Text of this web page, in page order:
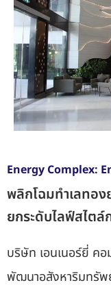
Energy Complex:
พลิกโฉมทำเลทอ
ยกระดับไลฟ์สไตล์
บริษัท เอนเนอร์ยี่ ค
พัฒนาอสังหาริมทรัพ